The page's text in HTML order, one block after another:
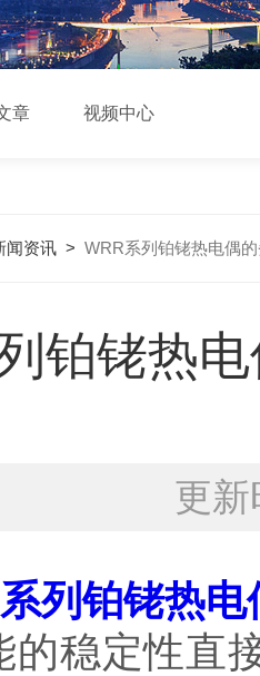
章 视频中心
闻资讯> WRR系列铂铑热电偶
铂铑热
更
列铂铑热电
的稳定性直